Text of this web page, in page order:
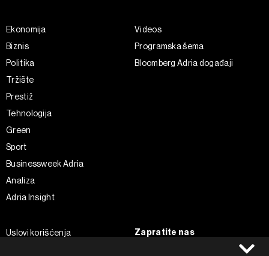
Ekonomija
Biznis
Politika
Tržište
Prestiž
Tehnologija
Green
Sport
Businessweek Adria
Analiza
Adria Insight
Videos
Programska šema
Bloomberg Adria događaji
Uslovi korišćenja
Zapratite nas